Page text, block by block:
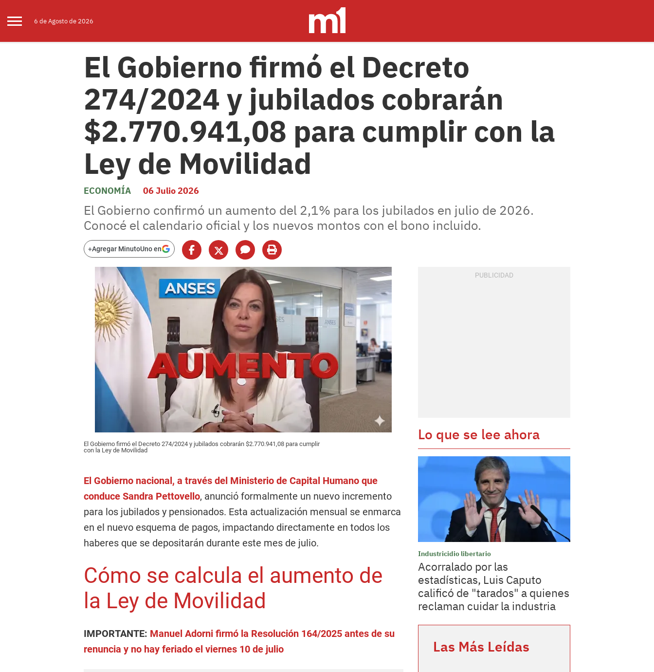
6 deAgostode 2026
El Gobierno firmó el Decreto
274/2024 y jubilados cobrarán
$2.770.941,08 para cumplir con la
Ley de Movilidad
ECONOMÍA 06 Julio 2026
El Gobierno confirmó un aumento del 2,1% para los jubilados en julio de 2026.
Conocé el calendario oficial y los nuevos montos con el bono incluido.
+Agregar MinutoUno en
El Gobierno firmó el Decreto 274/2024 y jubilados cobrarán $2.770.941,08 para cumplir
con la Ley de Movilidad
El Gobierno nacional, a través del Ministerio de Capital Humano que
conduce Sandra Pettovello, anunció formalmente un nuevo incremento
para los jubilados y pensionados. Esta actualización mensual se enmarca
en el nuevo esquema de pagos, impactando directamente en todos los
haberes que se depositarán durante este mes de julio.
Cómo se calcula el aumento de
la Ley de Movilidad
IMPORTANTE: Manuel Adorni firmó la Resolución 164/2025 antes de su
renuncia y no hay feriado el viernes 10 de julio
Lo que se lee ahora
Industricidio libertario
Acorralado por las
estadísticas, Luis Caputo
calificó de "tarados" a quienes
reclaman cuidar la industria
Las Más Leídas